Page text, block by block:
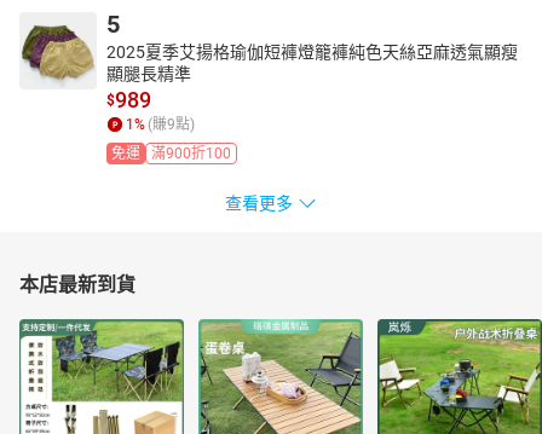
5
2025夏季艾揚格瑜伽短褲燈籠褲純色天絲亞麻透氣顯瘦
顯腿長精準
$989
1% (賺9點)
免運
滿900折100
查看更多
本店最新到貨